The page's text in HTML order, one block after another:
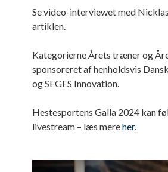
Se video-interviewet med
artiklen.
Kategorierne Årets træner og
sponsoreret af henholdsvis
og SEGES Innovation.
Hestesportens Galla 2024 kan
livestream – læs mereher.